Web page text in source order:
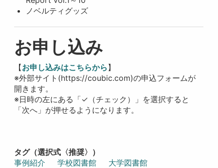
ノベルティグッズ
お申し込み
【お申し込みはこちらから 】
※外部サイト(https://coubic.com)の申込フォームが
開きます。
※日時の左にある「✓（チェック）」を選択すると
「次へ」が押せるようになります。
タグ（選択式〈推奨〉）
事例紹介
学校図書館
大学図書館